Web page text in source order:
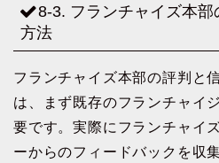
8-3. フランチャイズ本
方法
フランチャイズ本部の評判と
は、まず既存のフランチャイ
要です。実際にフランチャイ
ーからのフィードバックを収